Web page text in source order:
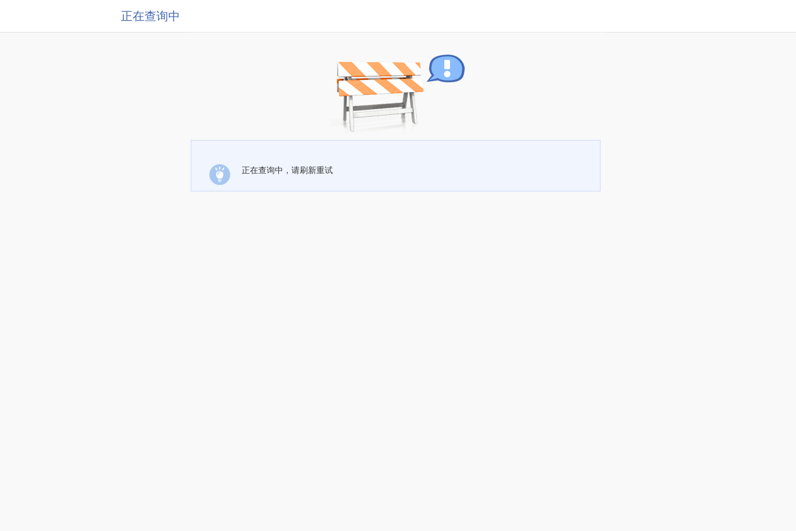
正在查询中
正在查询中，请刷新重试